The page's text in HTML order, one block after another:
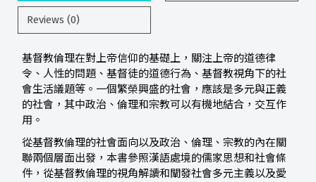
Reviews (0)
基督教倫理在對上帝信仰的基礎上，關注上帝的道德律
令、人性的問題、基督徒的道德行為、基督教視角下的社
會生活議題等。一個繁榮興盛的社會，應該是多元與正義
的社會，其中政治、倫理和宗教可以有機地結合，交互作
用。
從基督教倫理的社會面向以及政治、倫理、宗教的內在關
聯兩個層面出發，本書參照漢語處境的儒家思想和社會條
件，從基督教倫理的視角解讀和闡發社會多元主義以及愛